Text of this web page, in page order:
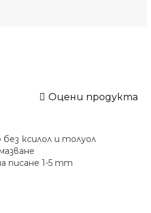
Оцени продукта
ксилол и толуол
писане 1-5 mm